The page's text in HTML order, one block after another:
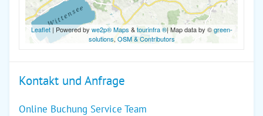
Leaflet| Powered by we2p® Maps &tourinfra ®| Map data by ©green-
solutions,OSM & Contributors
Kontakt und Anfrage
Online Buchung Service Team